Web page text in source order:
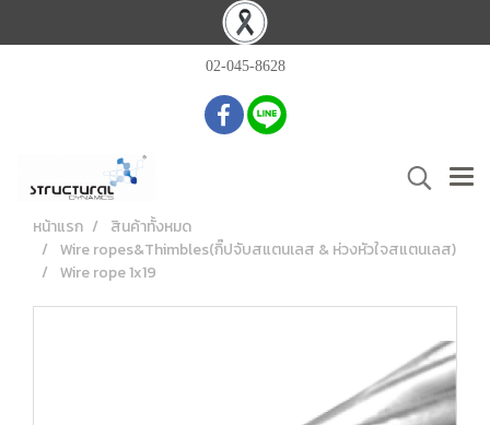
02-045-8628
หน้าแรก
สินค้าทั้งหมด
Wire ropes&Thimbles(กิ๊ปจับสแตนเลส & ห่วงหัวใจสแตนเลส)
Wire rope 1x19